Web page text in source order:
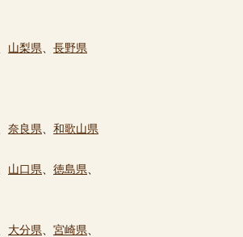
山梨県
長野県
奈良県
和歌山県
山口県 徳島県
大分県 宮崎県